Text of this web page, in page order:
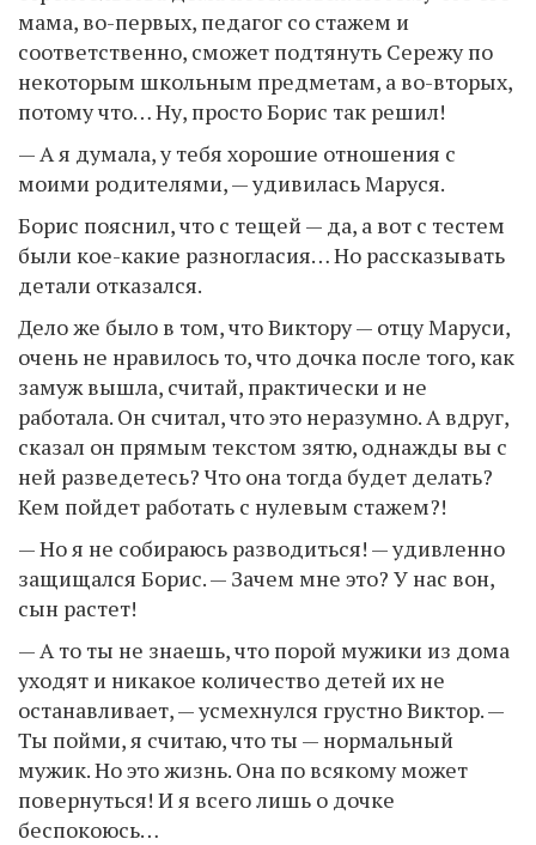
мама, во-первых, педагог со стажем и
соответственно, сможет подтянуть Сережу по
некоторым школьным предметам, а во-вторых,
потому что… Ну, просто Борис так решил!
— А я думала, у тебя хорошие отношения с
моими родителями, — удивилась Маруся.
Борис пояснил, что с тещей — да, а вот с тестем
были кое-какие разногласия… Но рассказывать
детали отказался.
Дело же было в том, что Виктору — отцу Маруси,
очень не нравилось то, что дочка после того, как
замуж вышла, считай, практически и не
работала. Он считал, что это неразумно. А вдруг,
сказал он прямым текстом зятю, однажды вы с
ней разведетесь? Что она тогда будет делать?
Кем пойдет работать с нулевым стажем?!
— Но я не собираюсь разводиться! — удивленно
защищался Борис. — Зачем мне это? У нас вон,
сын растет!
— А то ты не знаешь, что порой мужики из дома
уходят и никакое количество детей их не
останавливает, — усмехнулся грустно Виктор. —
Ты пойми, я считаю, что ты — нормальный
мужик. Но это жизнь. Она по всякому может
повернуться! И я всего лишь о дочке
беспокоюсь…